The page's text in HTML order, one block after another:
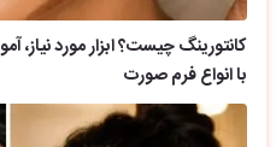
کانتورینگ چیست؟ ابزار مورد نیاز،
با انواع فرم صورت